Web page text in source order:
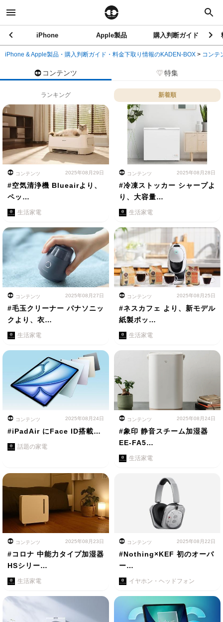
iPhone Apple製品 購入判断ガイド
iPhone & Apple製品・購入判断ガイド・料金下取り情報のKADEN-BOX > コンテ
コンテンツ 特集
ランキング 新着順
コンテンツ 2025年08月29日
#空気清浄機 Blueairより、
ペッ…
生活家電
コンテンツ 2025年08月28日
#冷凍ストッカー シャープよ
り、大容量…
生活家電
コンテンツ 2025年08月27日
#毛玉クリーナー パナソニッ
クより、衣…
生活家電
コンテンツ 2025年08月25日
#ネスカフェ より、新モデル
紙製ポッ…
生活家電
コンテンツ 2025年08月24日
#iPadAir にFace ID搭載…
話題の家電
コンテンツ 2025年08月24日
#象印 静音スチーム加湿器
EE-FA5…
生活家電
コンテンツ 2025年08月23日
#コロナ 中能力タイプ加湿器
HSシリー…
生活家電
コンテンツ 2025年08月22日
#Nothing×KEF 初のオーバ
ー…
イヤホン・ヘッドフォン